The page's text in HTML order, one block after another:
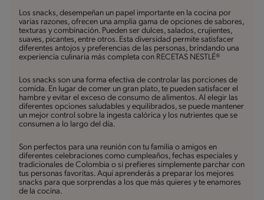
Los snacks, desempeñan un papel importante en la cocina por
varias razones, ofrecen una amplia gama de opciones de sabores,
texturas y combinación. Pueden ser dulces, salados, crujientes,
suaves, picantes, entre otros. Esta diversidad permite satisfacer
diferentes antojos y preferencias de las personas, brindando una
experiencia culinaria más completa con RECETAS NESTLÉ®
Los snacks son una forma efectiva de controlar las porciones de
comida. En lugar de comer un gran plato, te pueden satisfacer el
hambre y evitar el exceso de consumo de alimentos. Al elegir las
diferentes opciones saludables y equilibrados, se puede mantener
un mejor control sobre la ingesta calórica y los nutrientes que se
consumen a lo largo del día.
Son perfectos para una reunión con tu familia o amigos en
diferentes celebraciones como cumpleaños, fechas especiales y
tradicionales de Colombia o si prefieres simplemente parchar con
tus personas favoritas. Aquí aprenderás a preparar los mejores
snacks para que sorprendas a los que más quieres y te enamores
de la cocina.